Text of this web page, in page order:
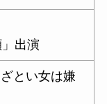
出演
とい女は嫌